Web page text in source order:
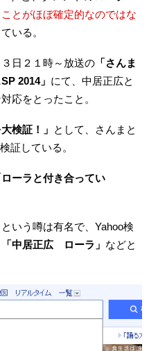
とがほぼ確定的なのではな
いる。
日２１時～放送の 「さんま
2014」 にて、中居正広と
応をとったこと。
検証！」 として、さんまと
証している。
ローラと付き合ってい
いう噂は有名で、Yahoo検
「中居正広 ローラ」 などと